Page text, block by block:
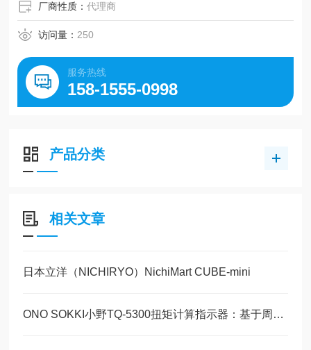
厂商性质：代理商
访问量： 250
服务热线
158-1555-0998
产品分类
相关文章
日本立洋（NICHIRYO）NichiMart CUBE-mini
ONO SOKKI小野TQ-5300扭矩计算指示器：基于周期运算的高速响应扭矩测量原理